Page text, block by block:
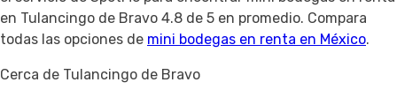
en Tulancingo de Bravo 4.8 de 5 en promedio. Compara
todas las opciones de mini bodegas en renta en México.
Cerca de Tulancingo de Bravo